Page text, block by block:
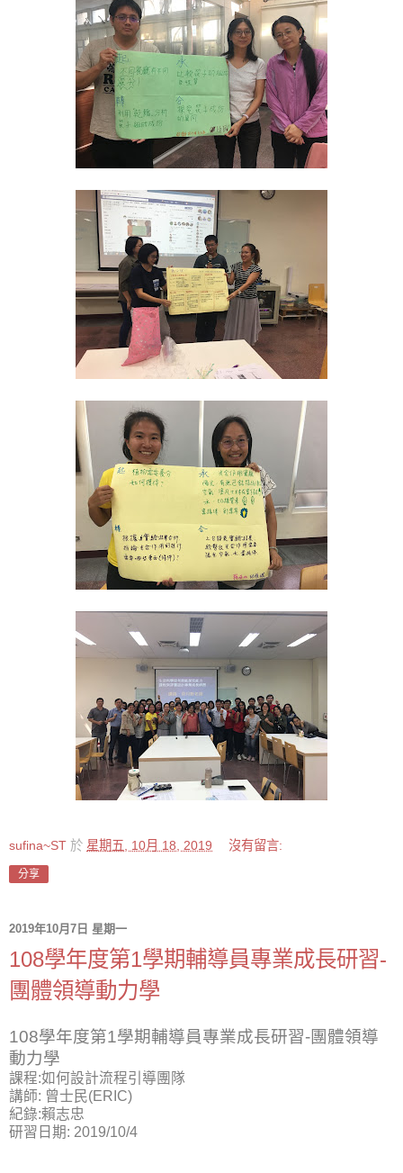
sufina~ST 於 星期五, 10月 18, 2019 沒有留言:
分享
2019年10月7日 星期一
108學年度第1學期輔導員專業成長研習-
團體領導動力學
108學年度第1學期輔導員專業成長研習-團體領導
動力學
課程:如何設計流程引導團隊
講師: 曾士民(ERIC)
紀錄:賴志忠
研習日期: 2019/10/4